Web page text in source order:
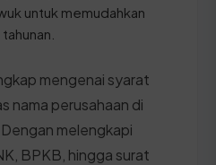
untuk memudahkan
mengenai syarat
nama perusahaan di
melengkapi
BPKB, hingga surat